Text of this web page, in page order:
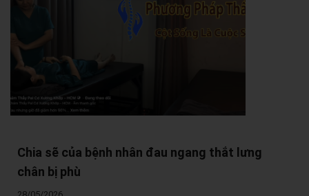
Chia sẽ của bệnh nhân đau ngang thắt lưng
chân bị phù